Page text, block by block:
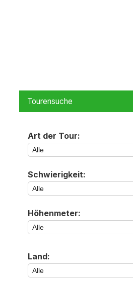
Tourensuche
Art der Tour:
Schwierigkeit:
Höhenmeter:
Land: